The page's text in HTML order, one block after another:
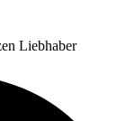
Liebhaber